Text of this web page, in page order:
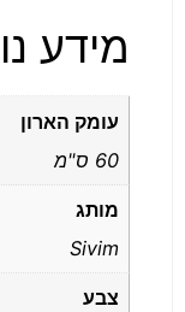
מידע
עומק הארון
60 ס"מ
מותג
Sivim
צבע